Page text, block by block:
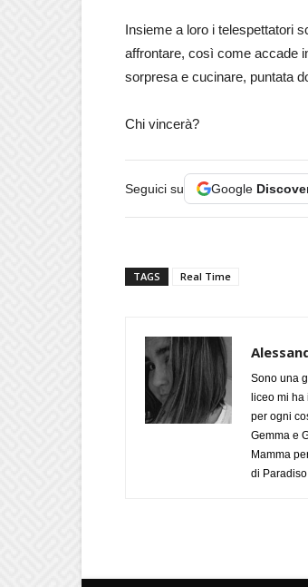
Insieme a loro i telespettatori
affrontare, così come accade
sorpresa e cucinare, puntata
Chi vincerà?
Seguici su Google
TAGS Real Time
Sono una
liceo mi ha
per ogni
Gemma e
Mamma
di